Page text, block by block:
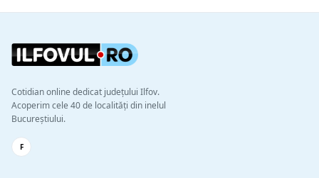
Cotidian online dedicat județului Ilfov.
Acoperim cele 40 de localități din inelul
Bucureștiului.
F